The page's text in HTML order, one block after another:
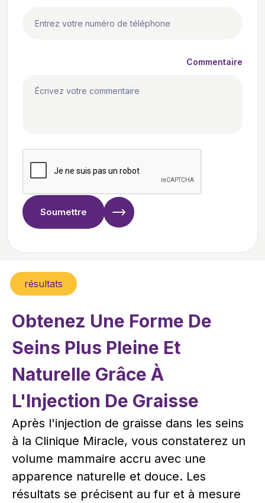
Commentaire
Soumettre
résultats
Obtenez Une Forme De
Seins Plus Pleine Et
Naturelle Grâce À
L'Injection De Graisse
Après l'injection de graisse dans les seins
à la Clinique Miracle, vous constaterez un
volume mammaire accru avec une
apparence naturelle et douce. Les
résultats se précisent au fur et à mesure